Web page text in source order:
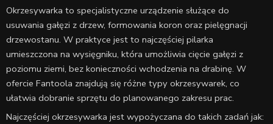
Okrzesywarka to specjalistyczne urządzenie służące do
usuwania gałęzi z drzew, formowania koron oraz pielęgnacji
drzewostanu. W praktyce jest to najczęściej pilarka
umieszczona na wysięgniku, która umożliwia cięcie gałęzi z
poziomu ziemi, bez konieczności wchodzenia na drabinę. W
ofercie Fantoola znajdują się różne typy okrzesywarek, co
ułatwia dobranie sprzętu do planowanego zakresu prac.
Najczęściej okrzesywarka jest wypożyczana do takich zadań jak: